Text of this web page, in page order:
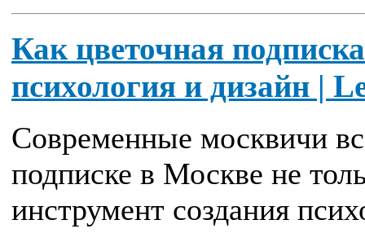
Как цветочная
психология и дизайн |
Современные москвичи
подписке в Москве не
инструмент создания